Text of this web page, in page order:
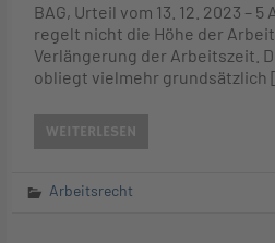
BAG, Urteil vom 13. 12. 2023 – 5
regelt nicht die Höhe der
Verlängerung der Arbeitszeit.
obliegt vielmehr
WEITERLESEN
Arbeitsrecht